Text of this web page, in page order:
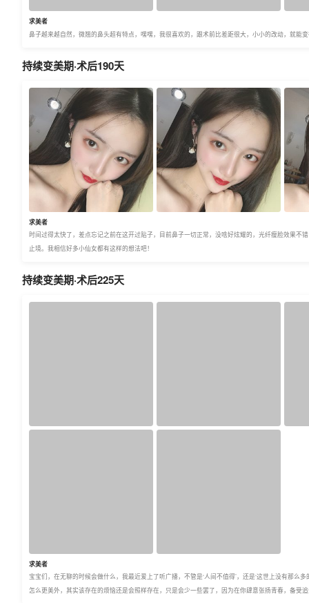
求美者
鼻子越来越自然，微翘的鼻头超有特点，嘿嘿，我很喜欢的，跟术前比差距很大，小小的改动，就
持续变美期·术后190天
求美者
时间过得太快了，差点忘记之前在这开过贴子，目前鼻子一切正常，没啥好炫耀的，光纤瘦脸效果
止境。我相信好多小仙女都有这样的想法吧！
持续变美期·术后225天
求美者
宝宝们，在无聊的时候会做什么，我最近爱上了听广播，不管是‘人间不值得’，还是‘这世上没有那
怎么更美外，其实该存在的烦恼还是会照样存在，只是会少一些罢了，因为在你肆意张扬青春，备受